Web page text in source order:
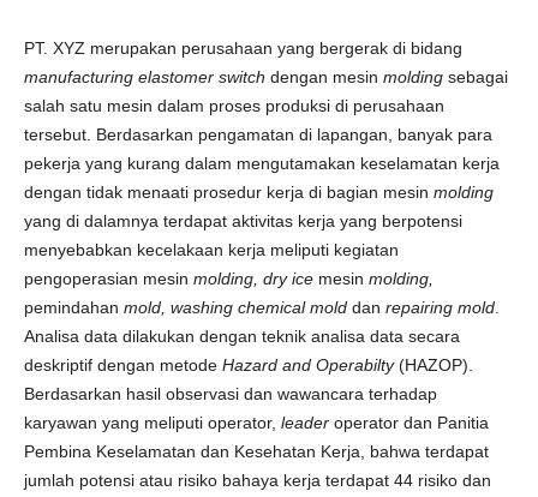
PT. XYZ merupakan perusahaan yang bergerak di bidang
manufacturing elastomer switch dengan mesin molding sebagai
salah satu mesin dalam proses produksi di perusahaan
tersebut. Berdasarkan pengamatan di lapangan, banyak para
pekerja yang kurang dalam mengutamakan keselamatan kerja
dengan tidak menaati prosedur kerja di bagian mesin molding
yang di dalamnya terdapat aktivitas kerja yang berpotensi
menyebabkan kecelakaan kerja meliputi kegiatan
pengoperasian mesin molding, dry ice mesin molding,
pemindahan mold, washing chemical mold dan repairing mold.
Analisa data dilakukan dengan teknik analisa data secara
deskriptif dengan metode Hazard and Operabilty(HAZOP).
Berdasarkan hasil observasi dan wawancara terhadap
karyawan yang meliputi operator, leaderoperator dan Panitia
Pembina Keselamatan dan Kesehatan Kerja, bahwa terdapat
jumlah potensi atau risiko bahaya kerja terdapat 44 risiko dan